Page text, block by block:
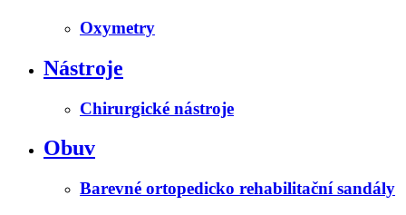
Oxymetry
Nástroje
Chirurgické nástroje
Obuv
Barevné ortopedicko rehabilitační sandály